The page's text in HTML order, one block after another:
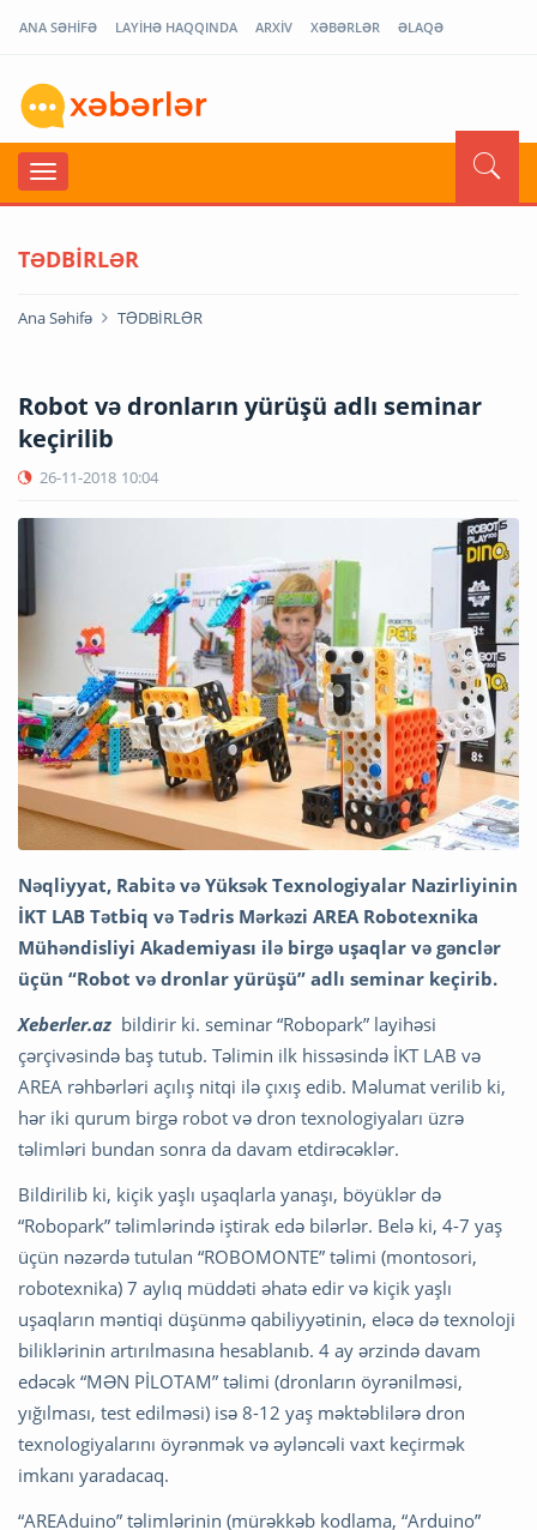
ANA SƏHİFƏ LAYİHƏ HAQQINDA ARXİV XƏBƏRLƏR ƏLAQƏ
TƏDBİRLƏR
Ana Səhifə TƏDBİRLƏR
Robot və dronların yürüşü adlı seminar
keçirilib
26-11-2018 10:04
Nəqliyyat, Rabitə və Yüksək Texnologiyalar Nazirliyinin
İKT LAB Tətbiq və Tədris Mərkəzi AREA Robotexnika
Mühəndisliyi Akademiyası ilə birgə uşaqlar və gənclər
üçün “Robot və dronlar yürüşü” adlı seminar keçirib.
Xeberler.az bildirir ki. seminar “Robopark” layihəsi
çərçivəsində baş tutub. Təlimin ilk hissəsində İKT LAB və
AREA rəhbərləri açılış nitqi ilə çıxış edib. Məlumat verilib ki,
hər iki qurum birgə robot və dron texnologiyaları üzrə
təlimləri bundan sonra da davam etdirəcəklər.
Bildirilib ki, kiçik yaşlı uşaqlarla yanaşı, böyüklər də
“Robopark” təlimlərində iştirak edə bilərlər. Belə ki, 4-7 yaş
üçün nəzərdə tutulan “ROBOMONTE” təlimi (montosori,
robotexnika) 7 aylıq müddəti əhatə edir və kiçik yaşlı
uşaqların məntiqi düşünmə qabiliyyətinin, eləcə də texnoloji
biliklərinin artırılmasına hesablanıb. 4 ay ərzində davam
edəcək “MƏN PİLOTAM” təlimi (dronların öyrənilməsi,
yığılması, test edilməsi) isə 8-12 yaş məktəblilərə dron
texnologiyalarını öyrənmək və əyləncəli vaxt keçirmək
imkanı yaradacaq.
“AREAduino” təlimlərinin (mürəkkəb kodlama, “Arduino”